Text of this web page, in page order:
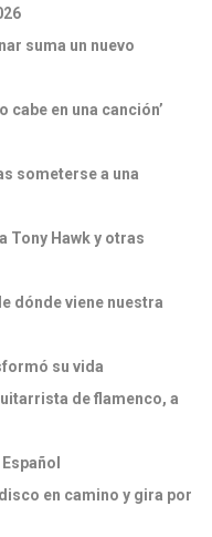
suma un nuevo
cabe en una canción’
someterse a una
Tony Hawk y otras
dónde viene nuestra
su vida
de flamenco, a
en camino y gira por